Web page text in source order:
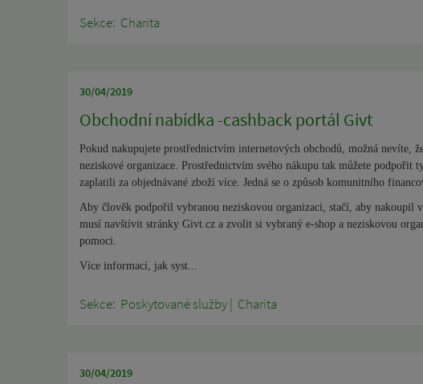
Sekce: Charita
30/04/2019
Obchodní nabídka -cashback portál Givt
Pokud nakupujete prostřednictvím internetových obchodů, možná nevíte,
neziskové organizace. Prostřednictvím svého nákupu tak můžete podpořit
zaplatili za objednávané zboží více. Jedná se o způsob komunitního
Aby člověk podpořil vybranou neziskovou organizaci, stačí, aby nakoupil
musí navštívit stránky Givt.cz a zvolit si vybraný e-shop a neziskovou
pomoci.
Více informací, jak syst...
Sekce: Poskytované služby| Charita
30/04/2019